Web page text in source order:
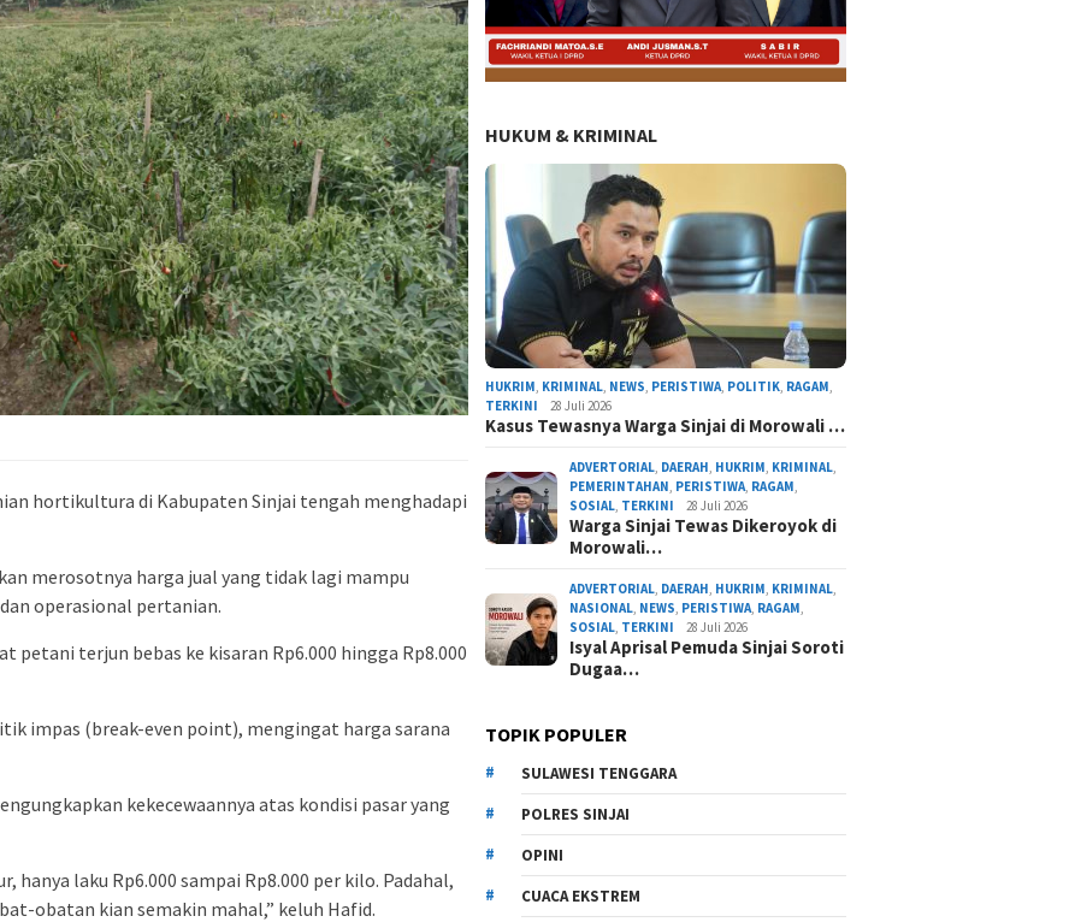
hortikultura di Kabupaten Sinjai tengah menghadapi
merosotnya harga jual yang tidak lagi mampu
operasional pertanian.
petani terjun bebas ke kisaran Rp6.000 hingga Rp8.000
impas (break-even point), mengingat harga sarana
kekecewaannya atas kondisi pasar yang
hanya laku Rp6.000 sampai Rp8.000 per kilo. Padahal,
obatan kian semakin mahal,” keluh Hafid.
HUKUM & KRIMINAL
HUKRIM, KRIMINAL, NEWS, PERISTIWA, POLITIK, RAGAM,
TERKINI
28 Juli 2026
Kasus Tewasnya Warga Sinjai di Morowali …
ADVERTORIAL, DAERAH, HUKRIM, KRIMINAL,
PEMERINTAHAN, PERISTIWA, RAGAM,
SOSIAL, TERKINI 28 Juli 2026
Warga Sinjai Tewas Dikeroyok di
Morowali…
ADVERTORIAL, DAERAH, HUKRIM, KRIMINAL,
NASIONAL, NEWS, PERISTIWA, RAGAM,
SOSIAL, TERKINI 28 Juli 2026
Isyal Aprisal Pemuda Sinjai Soroti
Dugaa…
TOPIK POPULER
SULAWESI TENGGARA
POLRES SINJAI
OPINI
CUACA EKSTREM